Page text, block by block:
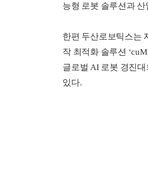
능형 로봇 솔루션과
한편 두산로보틱스는
작 최적화 솔루션
글로벌 AI 로봇 경진대
있다.